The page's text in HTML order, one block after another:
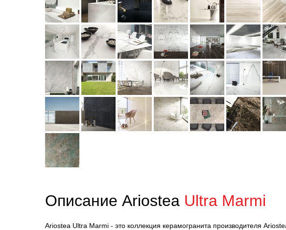
Описание Ariostea Ultra Marmi
Ariostea Ultra Marmi - это коллекция керамогранита производителя